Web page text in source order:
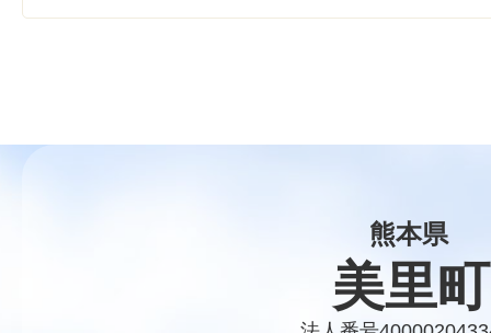
熊本県
美里町